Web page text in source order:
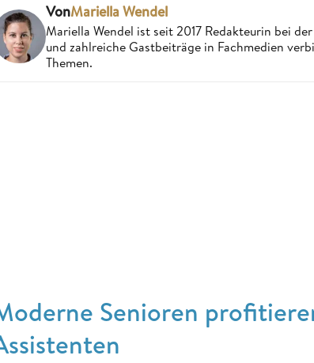
VonMariella Wendel
Mariella Wendel ist seit 2017 Redakteurin bei
und zahlreiche Gastbeiträge in Fachmedien
Themen.
Senioren